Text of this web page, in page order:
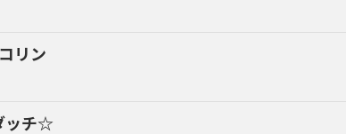
リン
ッチ☆